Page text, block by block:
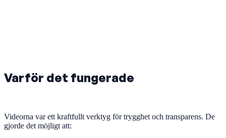
Varför det fungerade
Videorna var ett kraftfullt verktyg för trygghet och transparens. De
gjorde det möjligt att: